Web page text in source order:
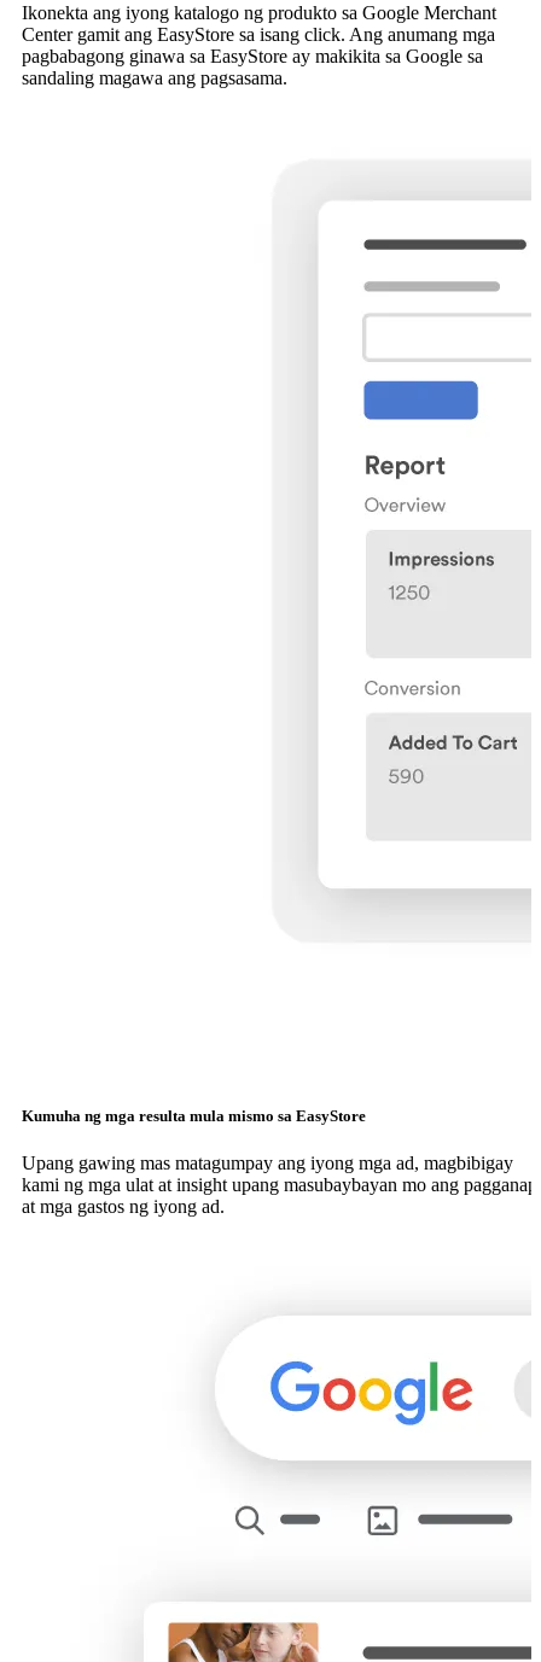
Ikonekta ang iyong katalogo ng produkto sa Google Merchant
Center gamit ang EasyStore sa isang click. Ang anumang mga
pagbabagong ginawa sa EasyStore ay makikita sa Google sa
sandaling magawa ang pagsasama.
Kumuha ng mga resulta mula mismo sa EasyStore
Upang gawing mas matagumpay ang iyong mga ad, magbibigay
kami ng mga ulat at insight upang masubaybayan mo ang pagganap
at mga gastos ng iyong ad.